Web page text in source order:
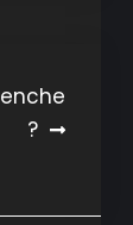
?